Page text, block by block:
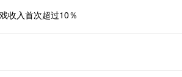
收入首次超过10％